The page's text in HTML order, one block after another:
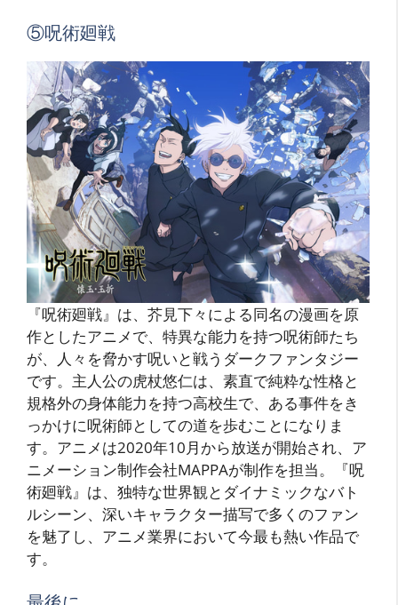
⑤呪術廻戦
『呪術廻戦』は、芥見下々による同名の漫画を原
作としたアニメで、特異な能力を持つ呪術師たち
が、人々を脅かす呪いと戦うダークファンタジー
です。主人公の虎杖悠仁は、素直で純粋な性格と
規格外の身体能力を持つ高校生で、ある事件をき
っかけに呪術師としての道を歩むことになりま
す。アニメは2020年10月から放送が開始され、ア
ニメーション制作会社MAPPAが制作を担当。『呪
術廻戦』は、独特な世界観とダイナミックなバト
ルシーン、深いキャラクター描写で多くのファン
を魅了し、アニメ業界において今最も熱い作品で
す。